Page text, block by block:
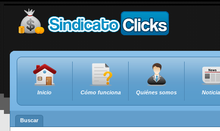
Inicio Cómo funciona Quiénes somos
Buscar